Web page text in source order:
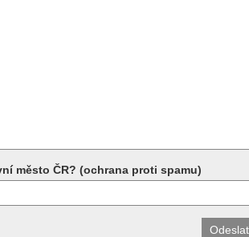
za pochopení
město ČR? (ochrana proti spamu)